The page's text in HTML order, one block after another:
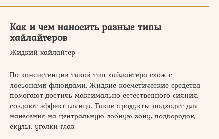
Как и чем наносить разные типы
хайлайтеров
Жидкий хайлайтер
По консистенции такой тип хайлайтера схож с
лосьонами-флюидами. Жидкие косметические средства
помогают достичь максимально естественного сияния,
создают эффект глянца. Такие продукты подходят для
нанесения на центральную лобную зону, подбородок,
скулы, уголки глаз;